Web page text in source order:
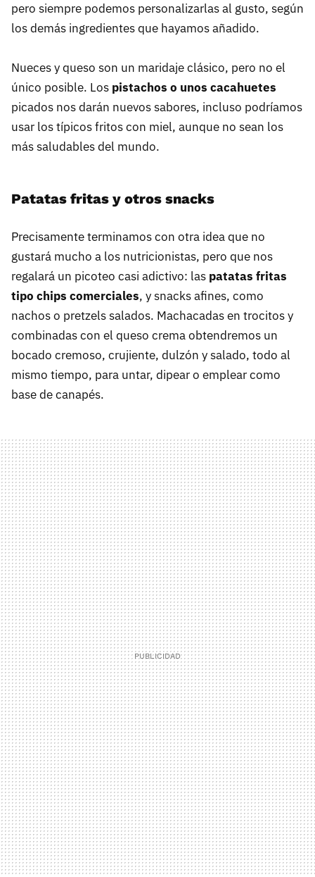
pero siempre podemos personalizarlas al gusto, según
los demás ingredientes que hayamos añadido.
Nueces y queso son un maridaje clásico, pero no el
único posible. Los pistachos o unos cacahuetes
picados nos darán nuevos sabores, incluso podríamos
usar los típicos fritos con miel, aunque no sean los
más saludables del mundo.
Patatas fritas y otros snacks
Precisamente terminamos con otra idea que no
gustará mucho a los nutricionistas, pero que nos
regalará un picoteo casi adictivo: las patatas fritas
tipo chips comerciales, y snacks afines, como
nachos o pretzels salados. Machacadas en trocitos y
combinadas con el queso crema obtendremos un
bocado cremoso, crujiente, dulzón y salado, todo al
mismo tiempo, para untar, dipear o emplear como
base de canapés.